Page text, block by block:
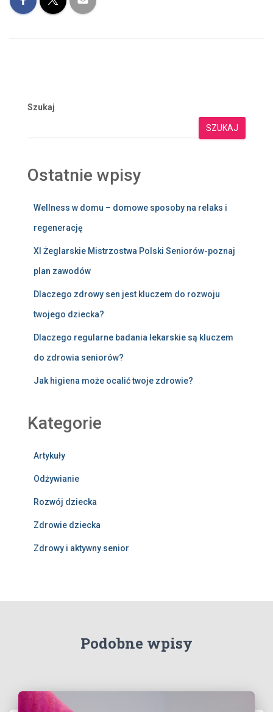
Szukaj
SZUKAJ
Ostatnie wpisy
Wellness w domu – domowe sposoby na relaks i
regenerację
XI Żeglarskie Mistrzostwa Polski Seniorów-poznaj
plan zawodów
Dlaczego zdrowy sen jest kluczem do rozwoju
twojego dziecka?
Dlaczego regularne badania lekarskie są kluczem
do zdrowia seniorów?
Jak higiena może ocalić twoje zdrowie?
Kategorie
Artykuły
Odżywianie
Rozwój dziecka
Zdrowie dziecka
Zdrowy i aktywny senior
Podobne wpisy